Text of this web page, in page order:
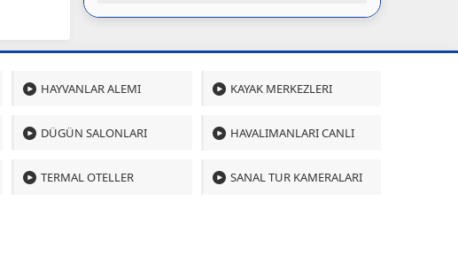
HAYVANLAR ALEMI KAYAK MERKEZLERI
DÜGÜN SALONLARI HAVALIMANLARI CANLI
TERMAL OTELLER SANAL TUR KAMERALARI